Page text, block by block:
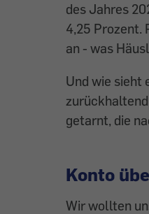
des Jahres
4,25 Prozent.
an - was
Und wie sieht
getarnt, die
Konto
Wir wollten